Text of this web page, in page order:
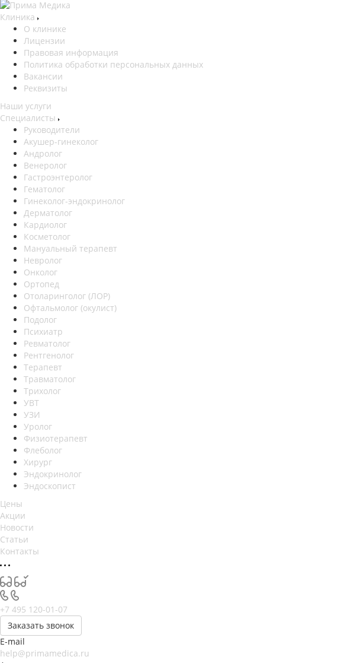
Клиника
О клинике
Лицензии
Правовая информация
Политика обработки персональных данных
Вакансии
Реквизиты
Наши услуги
Специалисты
Руководители
Акушер-гинеколог
Андролог
Венеролог
Гастроэнтеролог
Гематолог
Гинеколог-эндокринолог
Дерматолог
Кардиолог
Косметолог
Мануальный терапевт
Невролог
Онколог
Ортопед
Отоларинголог (ЛОР)
Офтальмолог (окулист)
Подолог
Психиатр
Ревматолог
Рентгенолог
Терапевт
Травматолог
Трихолог
УВТ
УЗИ
Уролог
Физиотерапевт
Флеболог
Хирург
Эндокринолог
Эндоскопист
Цены
Акции
Новости
Статьи
Контакты
+7 495 120-01-07
Заказать звонок
E-mail
help@primamedica.ru